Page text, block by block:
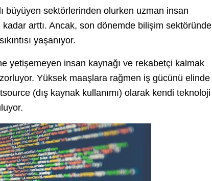
büyüyen sektörlerinden olurken uzman insan
kadar arttı. Ancak, son dönemde bilişim sektöründe
yaşanıyor.
yetişemeyen insan kaynağı ve rekabetçi kalmak
Yüksek maaşlara rağmen iş gücünü elinde
(dış kaynak kullanımı) olarak kendi teknoloji